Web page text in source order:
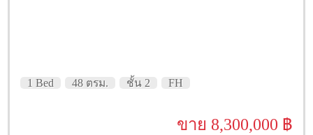
1 Bed 48 ตรม. ชั้น 2 FH
ขาย 8,300,000 ฿